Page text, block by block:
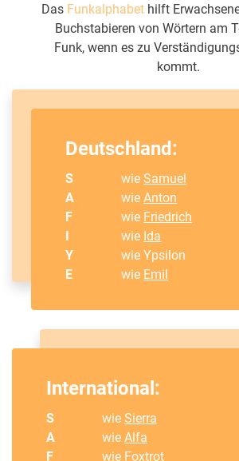
Das Funkalphabet hilft
Buchstabieren von Wörtern am
Funk, wenn es zu
kommt.
Deutschland:
S wieSamuel
A
wieAnton
F
wie Friedrich
I
wie Ida
Y
wie Ypsilon
E
wie Emil
International:
S wieSierra
A
wieAlfa
F
wie Foxtrot